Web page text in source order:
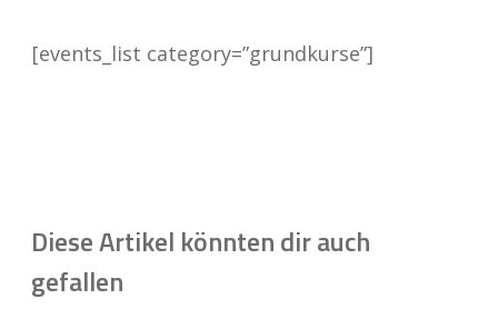
[events_list category=”grundkurse”]
Diese Artikel könnten dir auch
gefallen